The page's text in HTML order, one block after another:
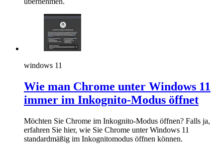
windows 11
Wie man Chrome unter Windows 11
immer im Inkognito-Modus öffnet
Möchten Sie Chrome im Inkognito-Modus öffnen? Falls ja,
erfahren Sie hier, wie Sie Chrome unter Windows 11
standardmäßig im Inkognitomodus öffnen können.